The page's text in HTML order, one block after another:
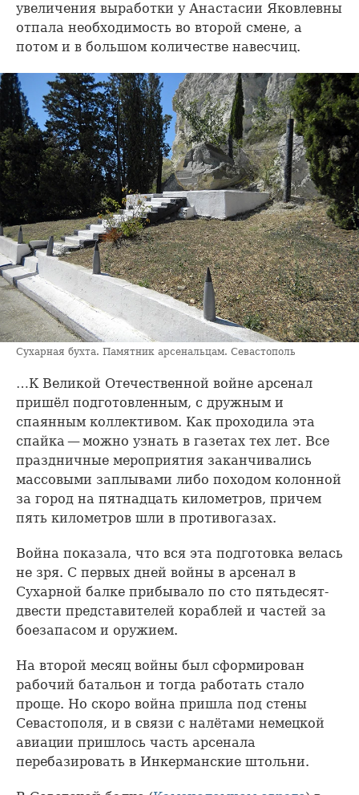
увеличения выработки у Анастасии Яковлевны
отпала необходимость во второй смене, а
потом и в большом количестве навесчиц.
Сухарная бухта. Памятник арсенальцам. Севастополь
…К Великой Отечественной войне арсенал
пришёл подготовленным, с дружным и
спаянным коллективом. Как проходила эта
спайка — можно узнать в газетах тех лет. Все
праздничные мероприятия заканчивались
массовыми заплывами либо походом колонной
за город на пятнадцать километров, причем
пять километров шли в противогазах.
Война показала, что вся эта подготовка велась
не зря. С первых дней войны в арсенал в
Сухарной балке прибывало по сто пятьдесят-
двести представителей кораблей и частей за
боезапасом и оружием.
На второй месяц войны был сформирован
рабочий батальон и тогда работать стало
проще. Но скоро война пришла под стены
Севастополя, и в связи с налётами немецкой
авиации пришлось часть арсенала
перебазировать в Инкерманские штольни.